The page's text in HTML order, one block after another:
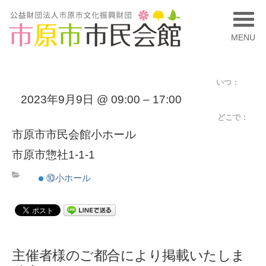
MENU
いつ：
2023年9月9日 @ 09:00 – 17:00
どこで：
市原市市民会館小ホール
市原市惣社1-1-1
⑩小ホール
主催者様のご都合により掲載いたしま